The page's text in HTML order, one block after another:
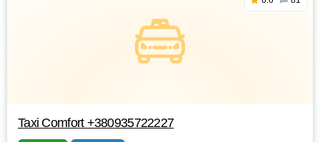
Taxi Comfort +380935722227